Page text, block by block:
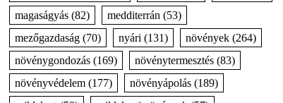
magaságyás(82) medditerrán (53)
mezőgazdaság(70) nyári (131) növények(264)
növénygondozás(169) növénytermesztés(83)
növényvédelem(177) növényápolás(189)